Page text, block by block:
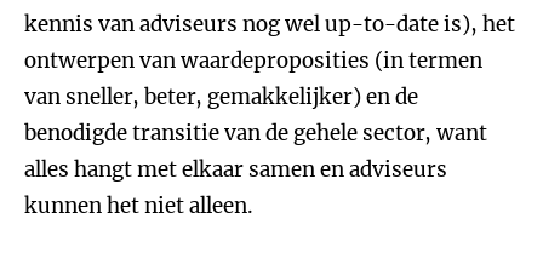
kennis van adviseurs nog wel up-to-date is), het
ontwerpen van waardeproposities (in termen
van sneller, beter, gemakkelijker) en de
benodigde transitie van de gehele sector, want
alles hangt met elkaar samen en adviseurs
kunnen het niet alleen.